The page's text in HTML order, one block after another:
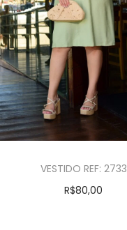
VESTIDO REF: 2733
R$80,00